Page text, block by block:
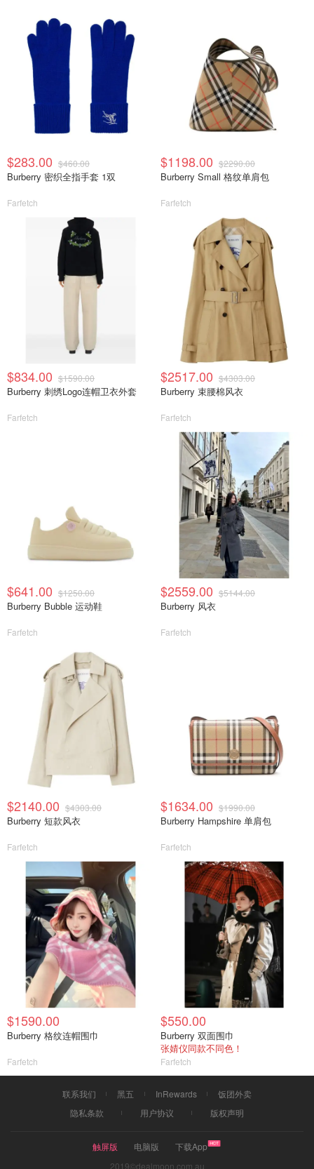
$283.00 $460.00
Burberry 密织全指手套 1双
Farfetch
$1198.00 $2290.00
Burberry Small 格纹单肩包
Farfetch
$834.00 $1590.00
Burberry 刺绣Logo连帽卫衣外套
Farfetch
$2517.00 $4303.00
Burberry 束腰棉风衣
Farfetch
$641.00 $1250.00
Burberry Bubble 运动鞋
Farfetch
$2559.00 $5144.00
Burberry 风衣
Farfetch
$2140.00 $4303.00
Burberry 短款风衣
Farfetch
$1634.00 $1990.00
Burberry Hampshire 单肩包
Farfetch
$1590.00
Burberry 格纹连帽围巾
Farfetch
$550.00
Burberry 双面围巾
张婧仪同款不同色！
Farfetch
联系我们 黑五 InRewards
饭团外卖
隐私条款
用户协议 版权声明
触屏版 电脑版
下载App
2019©dealmoon.com.au